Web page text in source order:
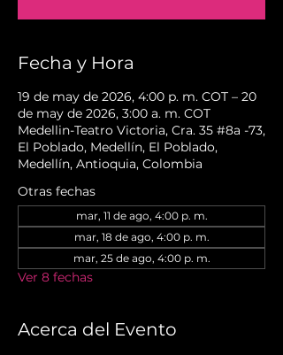
Fecha y Hora
19 de may de 2026, 4:00 p. m. COT – 20
de may de 2026, 3:00 a. m. COT
Medellin-Teatro Victoria, Cra. 35 #8a -73,
El Poblado, Medellín, El Poblado,
Medellín, Antioquia, Colombia
Otras fechas
mar, 11 de ago, 4:00 p. m.
mar, 18 de ago, 4:00 p. m.
mar, 25 de ago, 4:00 p. m.
Ver 8 fechas
Acerca del Evento